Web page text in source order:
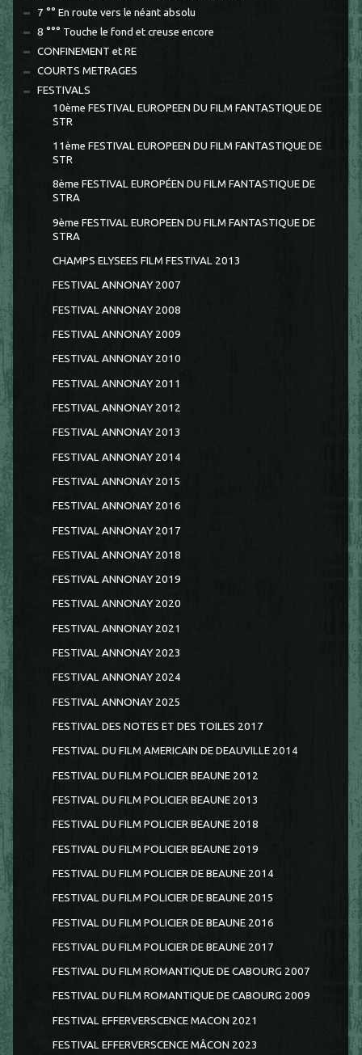
7 °° En route vers le néant absolu
8 °°° Touche le fond et creuse encore
CONFINEMENT et RE
COURTS METRAGES
FESTIVALS
10ème FESTIVAL EUROPEEN DU FILM FANTASTIQUE DE
STR
11ème FESTIVAL EUROPEEN DU FILM FANTASTIQUE DE
STR
8ème FESTIVAL EUROPÉEN DU FILM FANTASTIQUE DE
STRA
9ème FESTIVAL EUROPEEN DU FILM FANTASTIQUE DE
STRA
CHAMPS ELYSEES FILM FESTIVAL 2013
FESTIVAL ANNONAY 2007
FESTIVAL ANNONAY 2008
FESTIVAL ANNONAY 2009
FESTIVAL ANNONAY 2010
FESTIVAL ANNONAY 2011
FESTIVAL ANNONAY 2012
FESTIVAL ANNONAY 2013
FESTIVAL ANNONAY 2014
FESTIVAL ANNONAY 2015
FESTIVAL ANNONAY 2016
FESTIVAL ANNONAY 2017
FESTIVAL ANNONAY 2018
FESTIVAL ANNONAY 2019
FESTIVAL ANNONAY 2020
FESTIVAL ANNONAY 2021
FESTIVAL ANNONAY 2023
FESTIVAL ANNONAY 2024
FESTIVAL ANNONAY 2025
FESTIVAL DES NOTES ET DES TOILES 2017
FESTIVAL DU FILM AMERICAIN DE DEAUVILLE 2014
FESTIVAL DU FILM POLICIER BEAUNE 2012
FESTIVAL DU FILM POLICIER BEAUNE 2013
FESTIVAL DU FILM POLICIER BEAUNE 2018
FESTIVAL DU FILM POLICIER BEAUNE 2019
FESTIVAL DU FILM POLICIER DE BEAUNE 2014
FESTIVAL DU FILM POLICIER DE BEAUNE 2015
FESTIVAL DU FILM POLICIER DE BEAUNE 2016
FESTIVAL DU FILM POLICIER DE BEAUNE 2017
FESTIVAL DU FILM ROMANTIQUE DE CABOURG 2007
FESTIVAL DU FILM ROMANTIQUE DE CABOURG 2009
FESTIVAL EFFERVERSCENCE MACON 2021
FESTIVAL EFFERVERSCENCE MÂCON 2023